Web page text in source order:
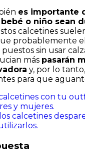
es importante
o niño sean
calcetines
probablemente
sin usar
más pasarán
y, por lo
para que
con tu
y mujeres.
calcetines